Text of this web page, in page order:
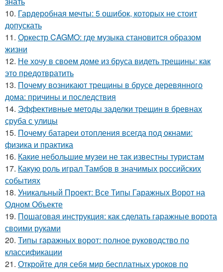
10. Гардеробная мечты: 5 ошибок, которых не стоит
допускать
11. Оркестр CAGMO: где музыка становится образом
жизни
12. Не хочу в своем доме из бруса видеть трещины: как
это предотвратить
13. Почему возникают трещины в брусе деревянного
дома: причины и последствия
14. Эффективные методы заделки трещин в бревнах
сруба с улицы
15. Почему батареи отопления всегда под окнами:
физика и практика
16. Какие небольшие музеи не так известны туристам
17. Какую роль играл Тамбов в значимых российских
событиях
18. Уникальный Проект: Все Типы Гаражных Ворот на
Одном Объекте
19. Пошаговая инструкция: как сделать гаражные ворота
своими руками
20. Типы гаражных ворот: полное руководство по
классификации
21. Откройте для себя мир бесплатных уроков по